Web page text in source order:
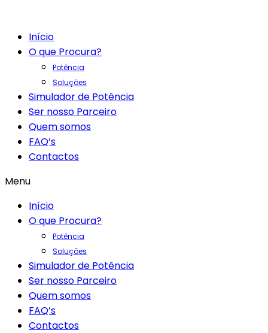
Início
O que Procura?
Potência
Soluções
Simulador de Potência
Ser nosso Parceiro
Quem somos
FAQ’s
Contactos
Menu
Início
O que Procura?
Potência
Soluções
Simulador de Potência
Ser nosso Parceiro
Quem somos
FAQ’s
Contactos